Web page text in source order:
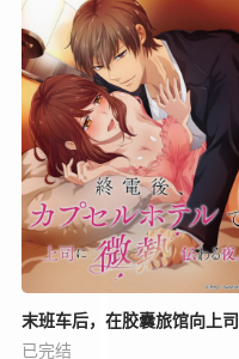
已完结